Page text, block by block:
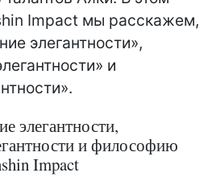
Impact мы расскажем,
элегантности»,
и
элегантности,
и философию
Impact